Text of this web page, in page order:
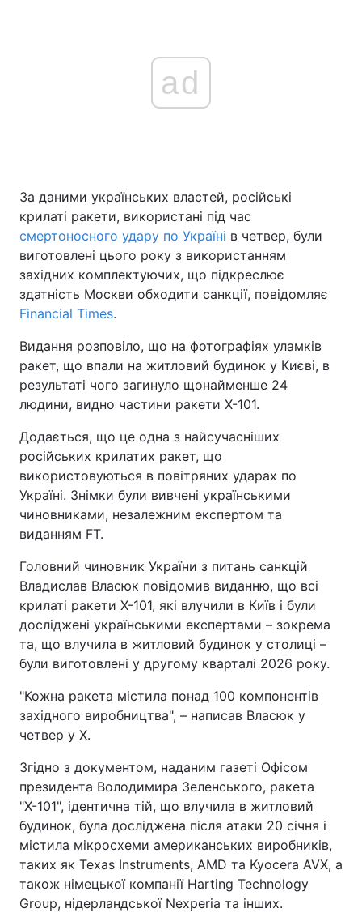
ad
За даними українських властей, російські
крилаті ракети, використані під час
смертоносного удару по Україні в четвер, були
виготовлені цього року з використанням
західних комплектуючих, що підкреслює
здатність Москви обходити санкції, повідомляє
Financial Times.
Видання розповіло, що на фотографіях уламків
ракет, що впали на житловий будинок у Києві, в
результаті чого загинуло щонайменше 24
людини, видно частини ракети Х-101.
Додається, що це одна з найсучасніших
російських крилатих ракет, що
використовуються в повітряних ударах по
Україні. Знімки були вивчені українськими
чиновниками, незалежним експертом та
виданням FT.
Головний чиновник України з питань санкцій
Владислав Власюк повідомив виданню, що всі
крилаті ракети Х-101, які влучили в Київ і були
досліджені українськими експертами – зокрема
та, що влучила в житловий будинок у столиці –
були виготовлені у другому кварталі 2026 року.
"Кожна ракета містила понад 100 компонентів
західного виробництва", – написав Власюк у
четвер у X.
Згідно з документом, наданим газеті Офісом
президента Володимира Зеленського, ракета
"Х-101", ідентична тій, що влучила в житловий
будинок, була досліджена після атаки 20 січня і
містила мікросхеми американських виробників,
таких як Texas Instruments, AMD та Kyocera AVX, а
також німецької компанії Harting Technology
Group, нідерландської Nexperia та інших.